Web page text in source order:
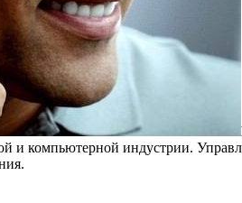
и компьютерной индустрии.